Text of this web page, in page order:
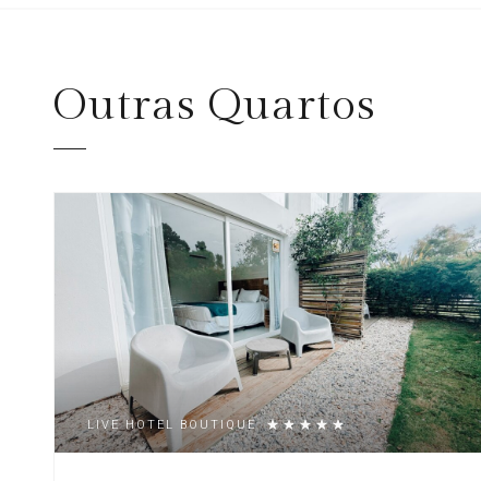
Outras Quartos
LIVE HOTEL BOUTIQUE